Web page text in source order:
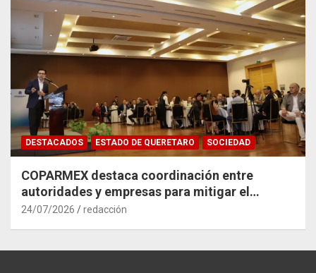
DESTACADOS ESTADO DE QUERETARO SOCIEDAD
COPARMEX destaca coordinación entre
autoridades y empresas para mitigar el
impacto del Tren México–Querétaro
24/07/2026 redacción